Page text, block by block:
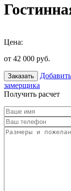
Цена:
от 42 000 руб.
Заказать
замерщика
Получить расчет